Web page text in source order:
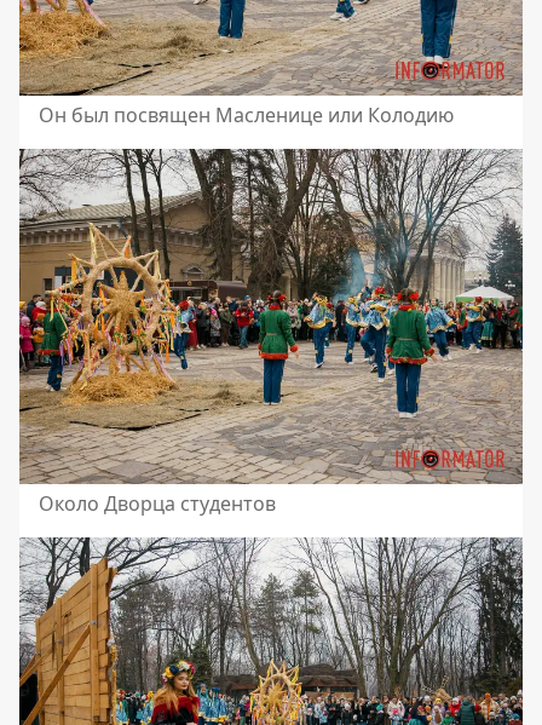
Он был посвящен Масленице или Колодию
Около Дворца студентов